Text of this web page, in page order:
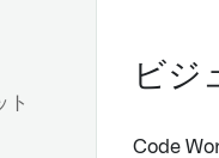
る
ト
ビジ
Code